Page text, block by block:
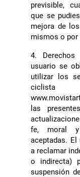
previsible,
que se
mejora de
mismos o por
4.
usuario se
utilizar los
ciclista
las
fe, moral y
aceptadas. El
a reclamar
o indirecta)
suspensión